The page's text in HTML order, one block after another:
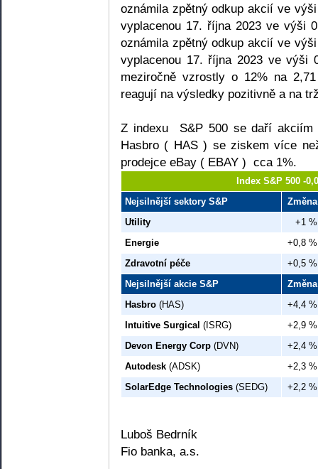
oznámila zpětný odkup akcií ve
vyplacenou 17. října 2023 ve výši
oznámila zpětný odkup akcií ve
vyplacenou 17. října 2023 ve výši
meziročně vzrostly o 12% na
reagují na výsledky pozitivně a na
Z indexu S&P 500 se daří akciím
Hasbro ( HAS ) se ziskem více
prodejce eBay ( EBAY ) cca 1%.
Index S&P 500 -
Nejsilnější sektory S&P
Změna
Utility
+1 %
Energie
+0,8 %
Zdravotní péče
+0,5 %
Nejsilnější akcie S&P
Změna
Hasbro (HAS)
+4,4 %
Intuitive Surgical (ISRG)
+2,9 %
Devon Energy Corp (DVN)
+2,4 %
Autodesk (ADSK)
+2,3 %
SolarEdge Technologies (SEDG) +2,2 %
Luboš Bedrník
Fio banka, a.s.